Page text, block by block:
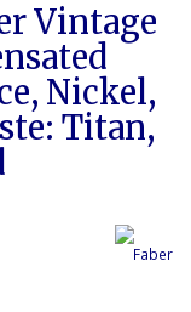
Vintage
Nickel,
Titan,